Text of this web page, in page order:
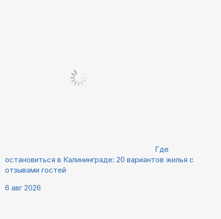
Где
остановиться в Калининграде: 20 вариантов жилья с
отзывами гостей
6 авг 2026